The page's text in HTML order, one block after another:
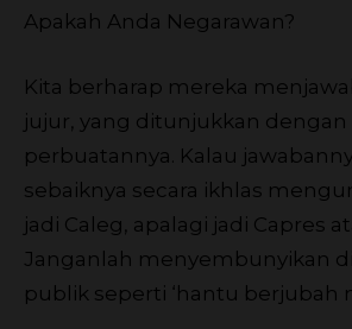
Apakah Anda Negarawan?
Kita berharap mereka
jujur, yang ditunjukkan dengan
perbuatannya. Kalau
sebaiknya secara ikhlas
jadi Caleg, apalagi jadi Capres
Janganlah menyembunyikan
publik seperti ‘hantu berjubah